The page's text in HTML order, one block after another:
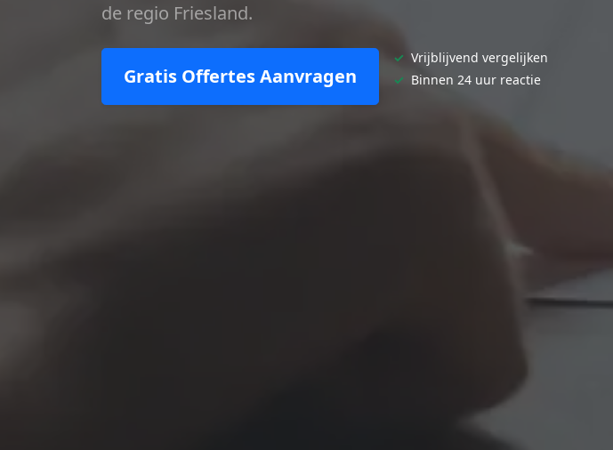
de regio Friesland.
Gratis Offertes Aanvragen
✓ Vrijblijvend vergelijken
✓ Binnen 24 uur reactie